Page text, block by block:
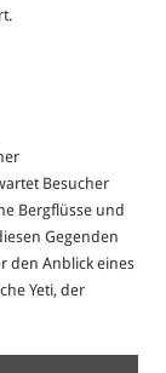
Besucher
Bergflüsse und
Gegenden
den Anblick eines
Yeti, der